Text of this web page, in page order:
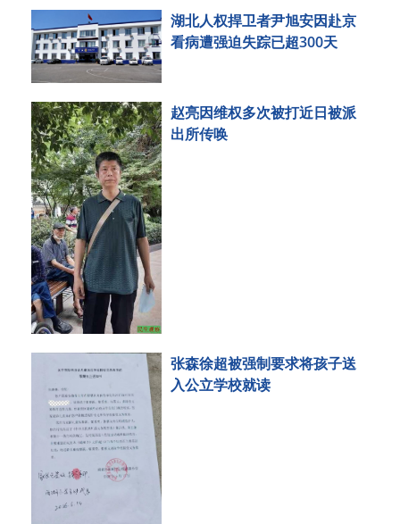
湖北人权捍卫者尹旭安因赴京
看病遭强迫失踪已超300天
赵亮因维权多次被打近日被派
出所传唤
张森徐超被强制要求将孩子送
入公立学校就读